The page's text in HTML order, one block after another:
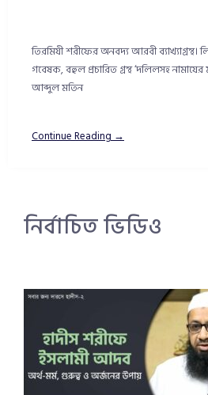
তিরমিযী শরীফের অনবদ্য আরবী ব্যাখ্যাগ্রন্থ।
গবেষক, বহুল প্রচারিত গ্রন্থ ‘দলিলসহ
আব্দুল মতিন
Continue Reading →
নির্বাচিত ভিডিও